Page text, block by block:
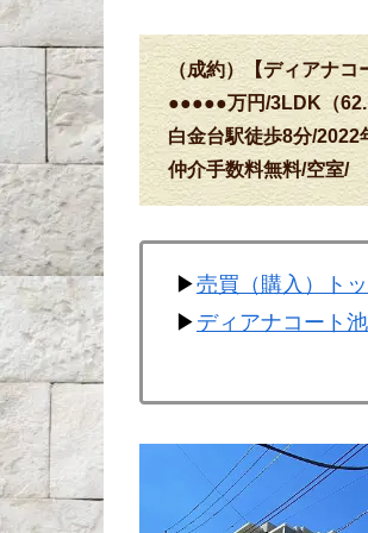
（成約）【ディアナコ
●●●●●万円/3LDK（
白金台駅徒歩8分/2022
仲介手数料無料/空室/
▶売買（購入）ト
▶ ディアナコート